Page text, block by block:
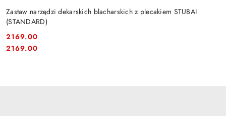
Zastaw narzędzi dekarskich blacharskich z plecakiem STUBAI
(STANDARD)
Cena:
2169.00
Cena:
2169.00